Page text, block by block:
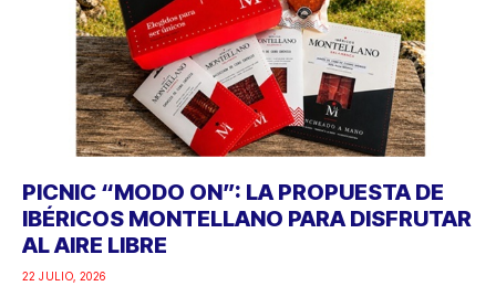
PICNIC “MODO ON”: LA PROPUESTA DE
IBÉRICOS MONTELLANO PARA DISFRUTAR
AL AIRE LIBRE
22 JULIO, 2026